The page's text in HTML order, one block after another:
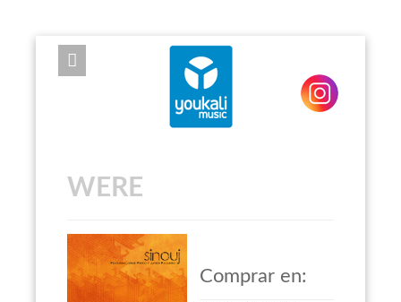
EXPOSE FRAMEWORK FOR JOOMLA 2.5 AND 3.0+
WERE
Comprar en: